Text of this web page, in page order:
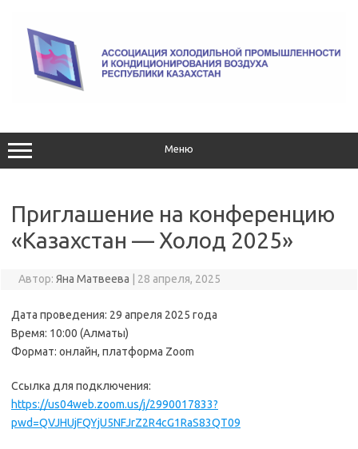
содержимому
Меню
Приглашение на конференцию
«Казахстан — Холод 2025»
Автор: Яна Матвеева 28 апреля, 2025
Дата проведения: 29 апреля 2025 года
Время: 10:00 (Алматы)
Формат: онлайн, платформа Zoom
Ссылка для подключения:
https://us04web.zoom.us/j/2990017833?
pwd=QVJHUjFQYjU5NFJrZ2R4cG1RaS83QT09